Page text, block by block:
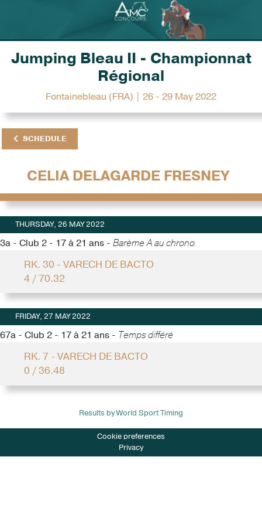
Jumping Bleau II - Championnat
Régional
Fontainebleau (FRA) | 26 - 29 May 2022
SCHEDULE
CELIA DELAGARDE FRESNEY
THURSDAY, 26 MAY 2022
3a - Club 2 - 17 à 21 ans - Barème A au chrono
RK. 30 - VARECH DE BACTO
4 / 70.32
FRIDAY, 27 MAY 2022
67a - Club 2 - 17 à 21 ans - Temps différé
RK. 7 - VARECH DE BACTO
0 / 36.48
Results by World Sport Timing
Cookie preferences
Privacy